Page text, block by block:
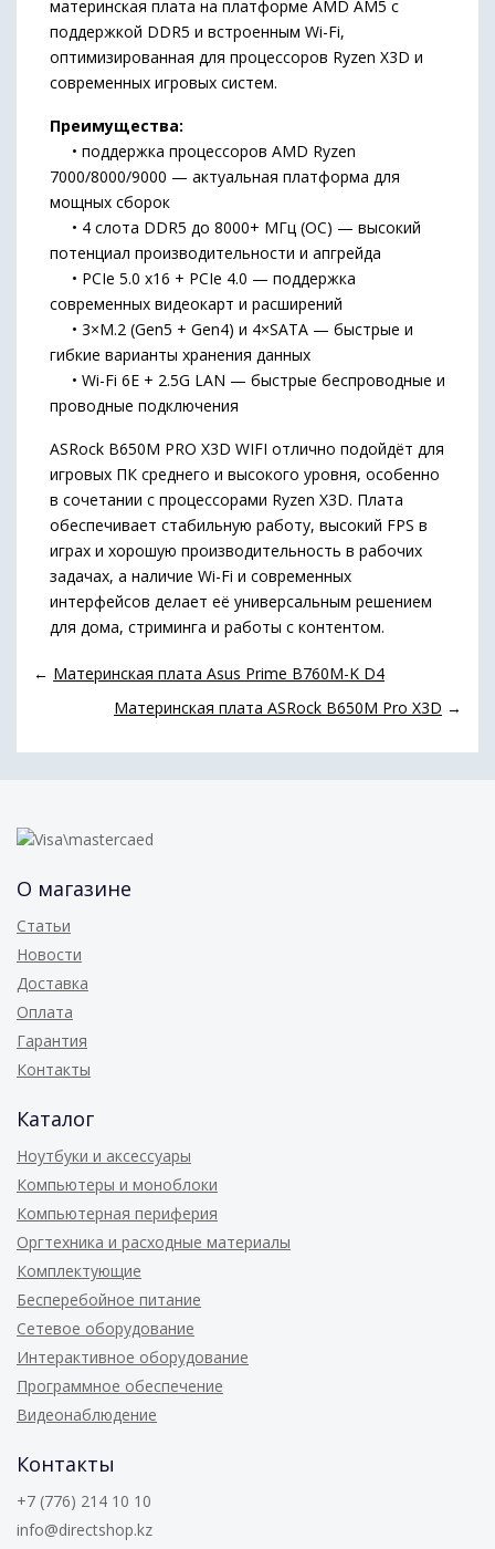
материнская плата на платформе AMD AM5 с
поддержкой DDR5 и встроенным Wi-Fi,
оптимизированная для процессоров Ryzen X3D и
современных игровых систем.
Преимущества:
• поддержка процессоров AMD Ryzen
7000/8000/9000 — актуальная платформа для
мощных сборок
• 4 слота DDR5 до 8000+ МГц (OC) — высокий
потенциал производительности и апгрейда
• PCIe 5.0 x16 + PCIe 4.0 — поддержка
современных видеокарт и расширений
• 3×M.2 (Gen5 + Gen4) и 4×SATA — быстрые и
гибкие варианты хранения данных
• Wi-Fi 6E + 2.5G LAN — быстрые беспроводные и
проводные подключения
ASRock B650M PRO X3D WIFI отлично подойдёт для
игровых ПК среднего и высокого уровня, особенно
в сочетании с процессорами Ryzen X3D. Плата
обеспечивает стабильную работу, высокий FPS в
играх и хорошую производительность в рабочих
задачах, а наличие Wi-Fi и современных
интерфейсов делает её универсальным решением
для дома, стриминга и работы с контентом.
← Материнская плата Asus Prime B760M-K D4
Материнская плата ASRock B650M Pro X3D →
О магазине
Статьи
Новости
Доставка
Оплата
Гарантия
Контакты
Каталог
Ноутбуки и аксессуары
Компьютеры и моноблоки
Компьютерная периферия
Оргтехника и расходные материалы
Комплектующие
Бесперебойное питание
Сетевое оборудование
Интерактивное оборудование
Программное обеспечение
Видеонаблюдение
Контакты
+7 (776) 214 10 10
info@directshop.kz